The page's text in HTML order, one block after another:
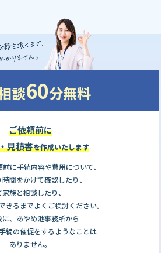
談60分無料
ご依頼前に
見積書を作成いたします
に手続内容や費用について、
間をかけて確認したり、
家族と相談したり、
きるまでよくご検討ください。
に、あやめ池事務所から
続の催促をするようなことは
ありません。